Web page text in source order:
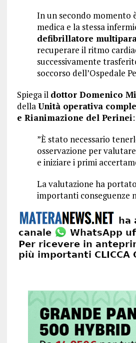
In un secondo momento
medica e la stessa
defibrillatore
recuperare il ritmo
successivamente
soccorso dell’Ospedale
Spiega il dottor Domenico
dellaUnità operativa
e Rianimazione del Perinei:
”È stato necessario
osservazione per
e iniziare i primi
La valutazione ha
importanti conseguenze